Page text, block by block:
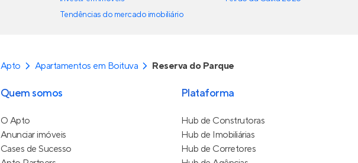
Tendências do mercado imobiliário
Apto Apartamentos em Boituva Reserva do Parque
Quem somos
O Apto
Anunciar imóveis
Cases de Sucesso
Plataforma
Hub de Construtoras
Hub de Imobiliárias
Hub de Corretores